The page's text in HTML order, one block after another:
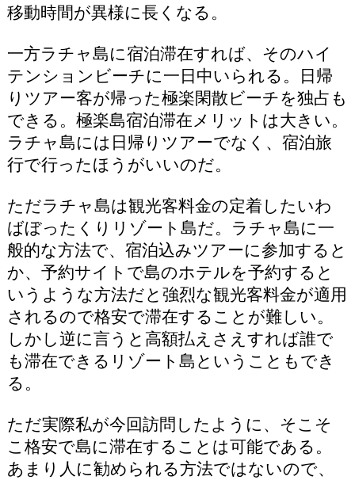
移動時間が異様に長くなる。
一方ラチャ島に宿泊滞在すれば、そのハイ
テンションビーチに一日中いられる。日帰
りツアー客が帰った極楽閑散ビーチを独占も
できる。極楽島宿泊滞在メリットは大きい。
ラチャ島には日帰りツアーでなく、宿泊旅
行で行ったほうがいいのだ。
ただラチャ島は観光客料金の定着したいわ
ばぼったくりリゾート島だ。ラチャ島に一
般的な方法で、宿泊込みツアーに参加すると
か、予約サイトで島のホテルを予約すると
いうような方法だと強烈な観光客料金が適用
されるので格安で滞在することが難しい。
しかし逆に言うと高額払えさえすれば誰で
も滞在できるリゾート島ということもでき
る。
ただ実際私が今回訪問したように、そこそ
こ格安で島に滞在することは可能である。
あまり人に勧められる方法ではないので、